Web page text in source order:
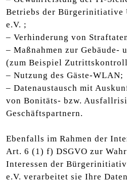
Betriebs der Bürgerinitiative
e.V. ;
– Verhinderung von
– Maßnahmen zur Gebäude-
(zum Beispiel
– Nutzung des Gäste-WLAN;
– Datenaustausch mit
von Bonitäts- bzw.
Geschäftspartnern.
Ebenfalls im Rahmen der
Art. 6 (1) f) DSGVO zur
Interessen der
e.V. verarbeitet sie Ihre